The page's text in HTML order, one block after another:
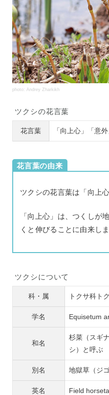
photo: Andrey Zharkikh
ツクシの花言葉
花言葉 「向上心」「意外
花言葉の由来
ツクシの花言葉は「向上
「向上心」は、つくしが
くと伸びることに由来しま
ツクシについて
科・属 トクサ科ト
学名 Equisetum
和名
杉菜（スギ
シ）と呼ぶ
別名 地獄草（ジ
英名 Field